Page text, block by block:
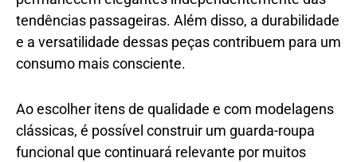
tendências passageiras. Além disso, a durabilidade
e a versatilidade dessas peças contribuem para um
consumo mais consciente.
Ao escolher itens de qualidade e com modelagens
clássicas, é possível construir um guarda-roupa
funcional que continuará relevante por muitos